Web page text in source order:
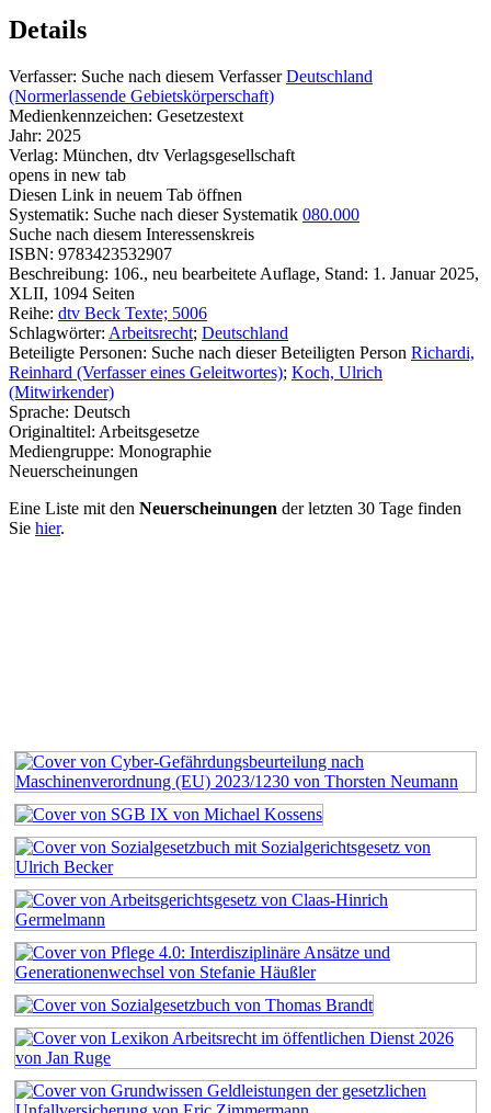
Details
Verfasser: Suche nach diesem Verfasser Deutschland
(Normerlassende Gebietskörperschaft)
Medienkennzeichen: Gesetzestext
Jahr: 2025
Verlag: München, dtv Verlagsgesellschaft
opens in new tab
Diesen Link in neuem Tab öffnen
Systematik: Suche nach dieser Systematik 080.000
Suche nach diesem Interessenskreis
ISBN: 9783423532907
Beschreibung: 106., neu bearbeitete Auflage, Stand: 1. Januar 2025,
XLII, 1094 Seiten
Reihe: dtv Beck Texte; 5006
Schlagwörter: Arbeitsrecht; Deutschland
Beteiligte Personen: Suche nach dieser Beteiligten Person Richardi,
Reinhard (Verfasser eines Geleitwortes); Koch, Ulrich
(Mitwirkender)
Sprache: Deutsch
Originaltitel: Arbeitsgesetze
Mediengruppe: Monographie
Neuerscheinungen
Eine Liste mit den Neuerscheinungen der letzten 30 Tage finden
Sie hier.